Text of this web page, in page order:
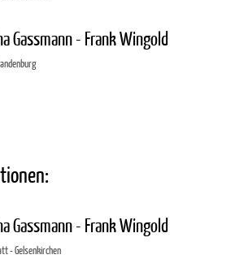
Gassmann - Frank Wingold
Gassmann - Frank Wingold
- Gelsenkirchen